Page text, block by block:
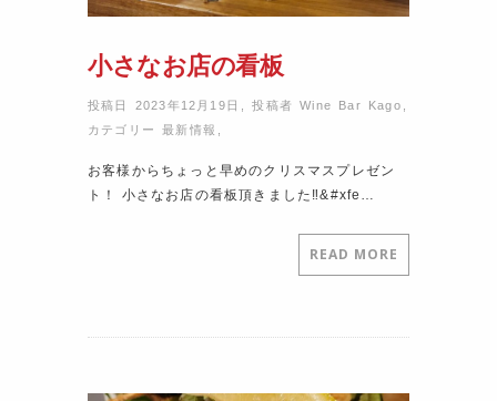
小さなお店の看板
投稿日 2023年12月19日 ,投稿者Wine Bar Kago ,
カテゴリー最新情報 ,
お客様からちょっと早めのクリスマスプレゼン
ト！ 小さなお店の看板頂きました‼&#xfe…
READ MORE